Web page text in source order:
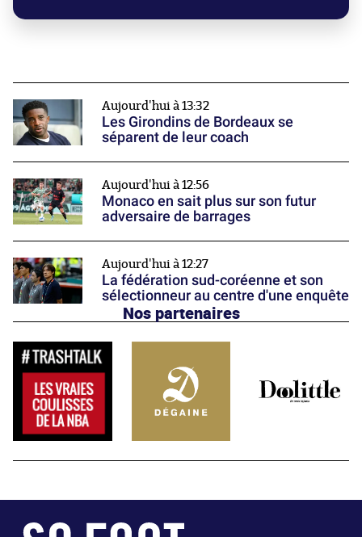
Aujourd'hui à 13:32
Les Girondins de Bordeaux se
séparent de leur coach
Aujourd'hui à 12:56
Monaco en sait plus sur son futur
adversaire de barrages
Aujourd'hui à 12:27
La fédération sud-coréenne et son
sélectionneur au centre d'une enquête
Nos partenaires